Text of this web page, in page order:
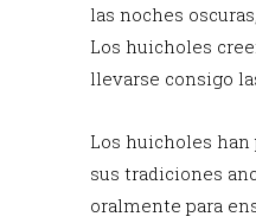
las noches
Los huicholes
llevarse consigo
Los huicholes
sus tradiciones
oralmente para